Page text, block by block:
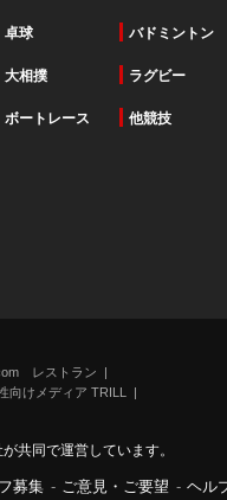
卓球 バドミントン
大相撲 ラグビー
ボートレース 他競技
レストラン
向けメディア TRILL
共同で運営しています。
募集 - ご意見・ご要望 - ヘル